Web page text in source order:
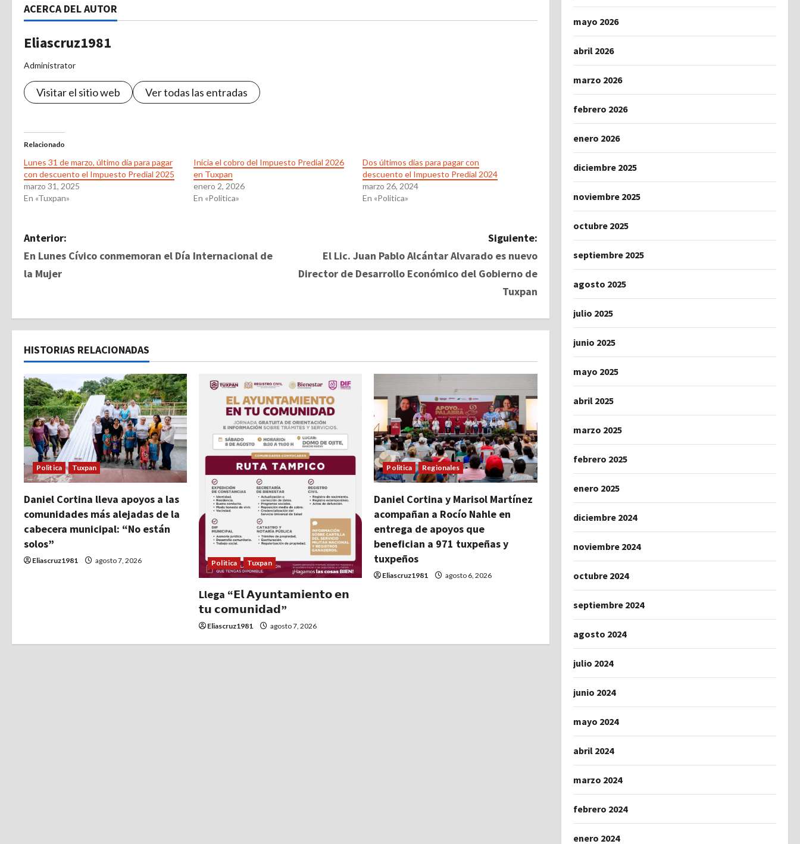
ACERCA DEL AUTOR
Eliascruz1981
Administrator
Visitar el sitio web Ver todas las entradas
Relacionado
Lunes 31 de marzo, último día para pagar
con descuento el Impuesto Predial 2025
marzo 31, 2025
En «Tuxpan»
Inicia el cobro del Impuesto Predial 2026
en Tuxpan
enero 2, 2026
En «Politica»
Dos últimos días para pagar con
descuento el Impuesto Predial 2024
marzo 26, 2024
En «Politica»
N
a
e
g
a
c
i
ó
n
d
e
e
n
a
Anterior:
En Lunes Cívico conmemoran el Día Internacional de
la Mujer
Siguiente:
El Lic. Juan Pablo Alcántar Alvarado es nuevo
Director de Desarrollo Económico del Gobierno de
Tuxpan
HISTORIAS RELACIONADAS
Politica Tuxpan
Daniel Cortina lleva apoyos a las
comunidades más alejadas de la
cabecera municipal: “No están
solos”
Eliascruz1981 agosto 7, 2026 Politica Tuxpan
Llega “𝗘𝗹 𝗔𝘆𝘂𝗻𝘁𝗮𝗺𝗶𝗲𝗻𝘁𝗼 𝗲𝗻
𝘁𝘂 𝗰𝗼𝗺𝘂𝗻𝗶𝗱𝗮𝗱”
Eliascruz1981 agosto 7, 2026
Politica Regionales
Daniel Cortina y Marisol Martínez
acompañan a Rocío Nahle en
entrega de apoyos que
benefician a 971 tuxpeñas y
tuxpeños
Eliascruz1981 agosto 6, 2026
mayo 2026
abril 2026
marzo 2026
febrero 2026
enero 2026
diciembre 2025
noviembre 2025
octubre 2025
septiembre 2025
agosto 2025
julio 2025
junio 2025
mayo 2025
abril 2025
marzo 2025
febrero 2025
enero 2025
diciembre 2024
noviembre 2024
octubre 2024
septiembre 2024
agosto 2024
julio 2024
junio 2024
mayo 2024
abril 2024
marzo 2024
febrero 2024
enero 2024